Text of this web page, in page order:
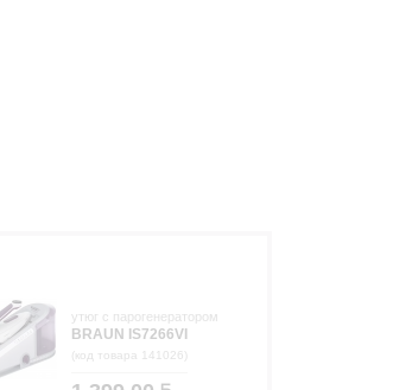
утюг с парогенератором
BRAUN IS7266VI
(код товара 141026)